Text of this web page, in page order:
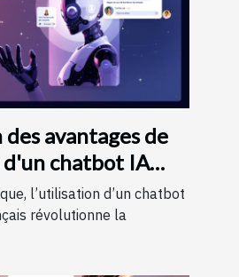
avantages de
chatbot IA
l’utilisation d’un chatbot
révolutionne la